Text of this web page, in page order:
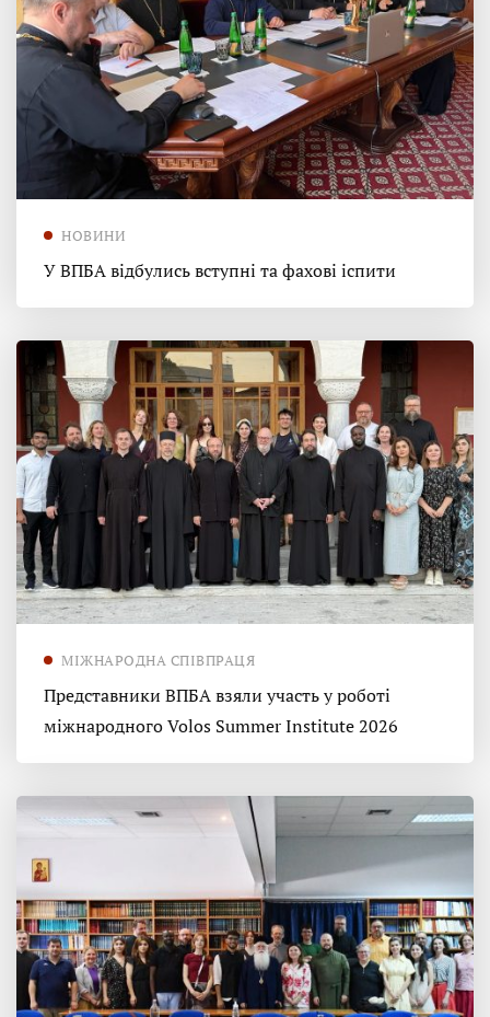
НОВИНИ
У ВПБА відбулись вступні та фахові іспити
МІЖНАРОДНА СПІВПРАЦЯ
Представники ВПБА взяли участь у роботі
міжнародного Volos Summer Institute 2026